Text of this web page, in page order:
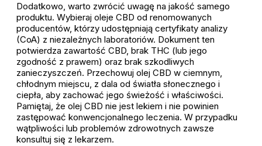
Dodatkowo, warto zwrócić uwagę na jakość samego
produktu. Wybieraj oleje CBD od renomowanych
producentów, którzy udostępniają certyfikaty analizy
(CoA) z niezależnych laboratoriów. Dokument ten
potwierdza zawartość CBD, brak THC (lub jego
zgodność z prawem) oraz brak szkodliwych
zanieczyszczeń. Przechowuj olej CBD w ciemnym,
chłodnym miejscu, z dala od światła słonecznego i
ciepła, aby zachować jego świeżość i właściwości.
Pamiętaj, że olej CBD nie jest lekiem i nie powinien
zastępować konwencjonalnego leczenia. W przypadku
wątpliwości lub problemów zdrowotnych zawsze
konsultuj się z lekarzem.